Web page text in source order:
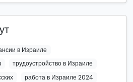
в Израиле
трудоустройство в Израиле
работа в Израиле 2024